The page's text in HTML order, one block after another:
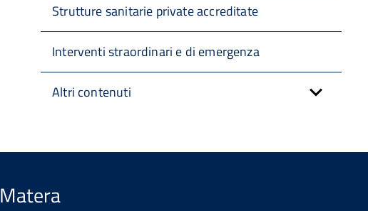
Strutture sanitarie private accreditate
Interventi straordinari e di emergenza
Altri contenuti